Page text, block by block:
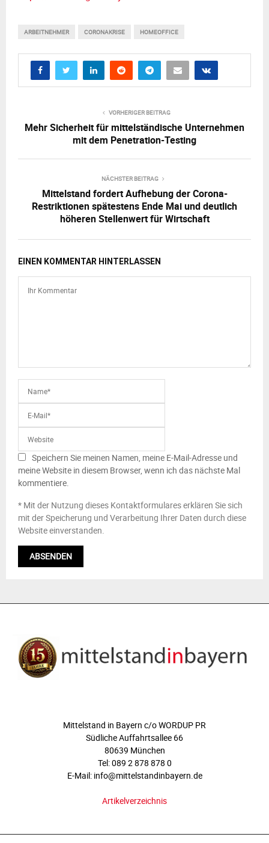
ARBEITNEHMER CORONAKRISE HOMEOFFICE
VORHERIGER BEITRAG
Mehr Sicherheit für mittelständische Unternehmen
mit dem Penetration-Testing
NÄCHSTER BEITRAG
Mittelstand fordert Aufhebung der Corona-
Restriktionen spätestens Ende Mai und deutlich
höheren Stellenwert für Wirtschaft
EINEN KOMMENTAR HINTERLASSEN
Speichern Sie meinen Namen, meine E-Mail-Adresse und
meine Website in diesem Browser, wenn ich das nächste Mal
kommentiere.
* Mit der Nutzung dieses Kontaktformulares erklären Sie sich
mit der Speicherung und Verarbeitung Ihrer Daten durch diese
Website einverstanden.
Mittelstand in Bayern c/o WORDUP PR
Südliche Auffahrtsallee 66
80639 München
Tel: 089 2 878 878 0
E-Mail: info@mittelstandinbayern.de
Artikelverzeichnis